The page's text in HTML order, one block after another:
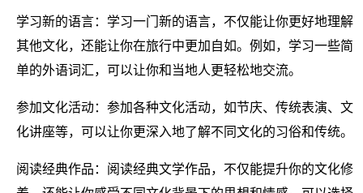
学习新的语言：学习一门新的语言，不仅能让你更好地理解
其他文化，还能让你在旅行中更加自如。例如，学习一些简
单的外语词汇，可以让你和当地人更轻松地交流。
参加文化活动：参加各种文化活动，如节庆、传统表演、文
化讲座等，可以让你更深入地了解不同文化的习俗和传统。
阅读经典作品：阅读经典文学作品，不仅能提升你的文化修